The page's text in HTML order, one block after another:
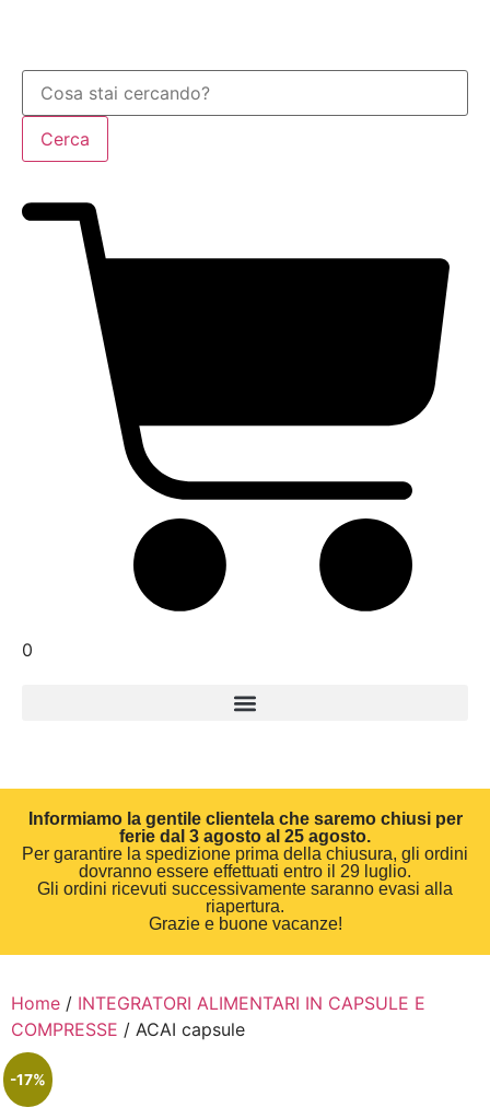
0
Informiamo la gentile clientela che saremo chiusi per
ferie dal 3 agosto al 25 agosto.
Per garantire la spedizione prima della chiusura, gli ordini
dovranno essere effettuati entro il 29 luglio.
Gli ordini ricevuti successivamente saranno evasi alla
riapertura.
Grazie e buone vacanze!
Home / INTEGRATORI ALIMENTARI IN CAPSULE E
COMPRESSE / ACAI capsule
-17%